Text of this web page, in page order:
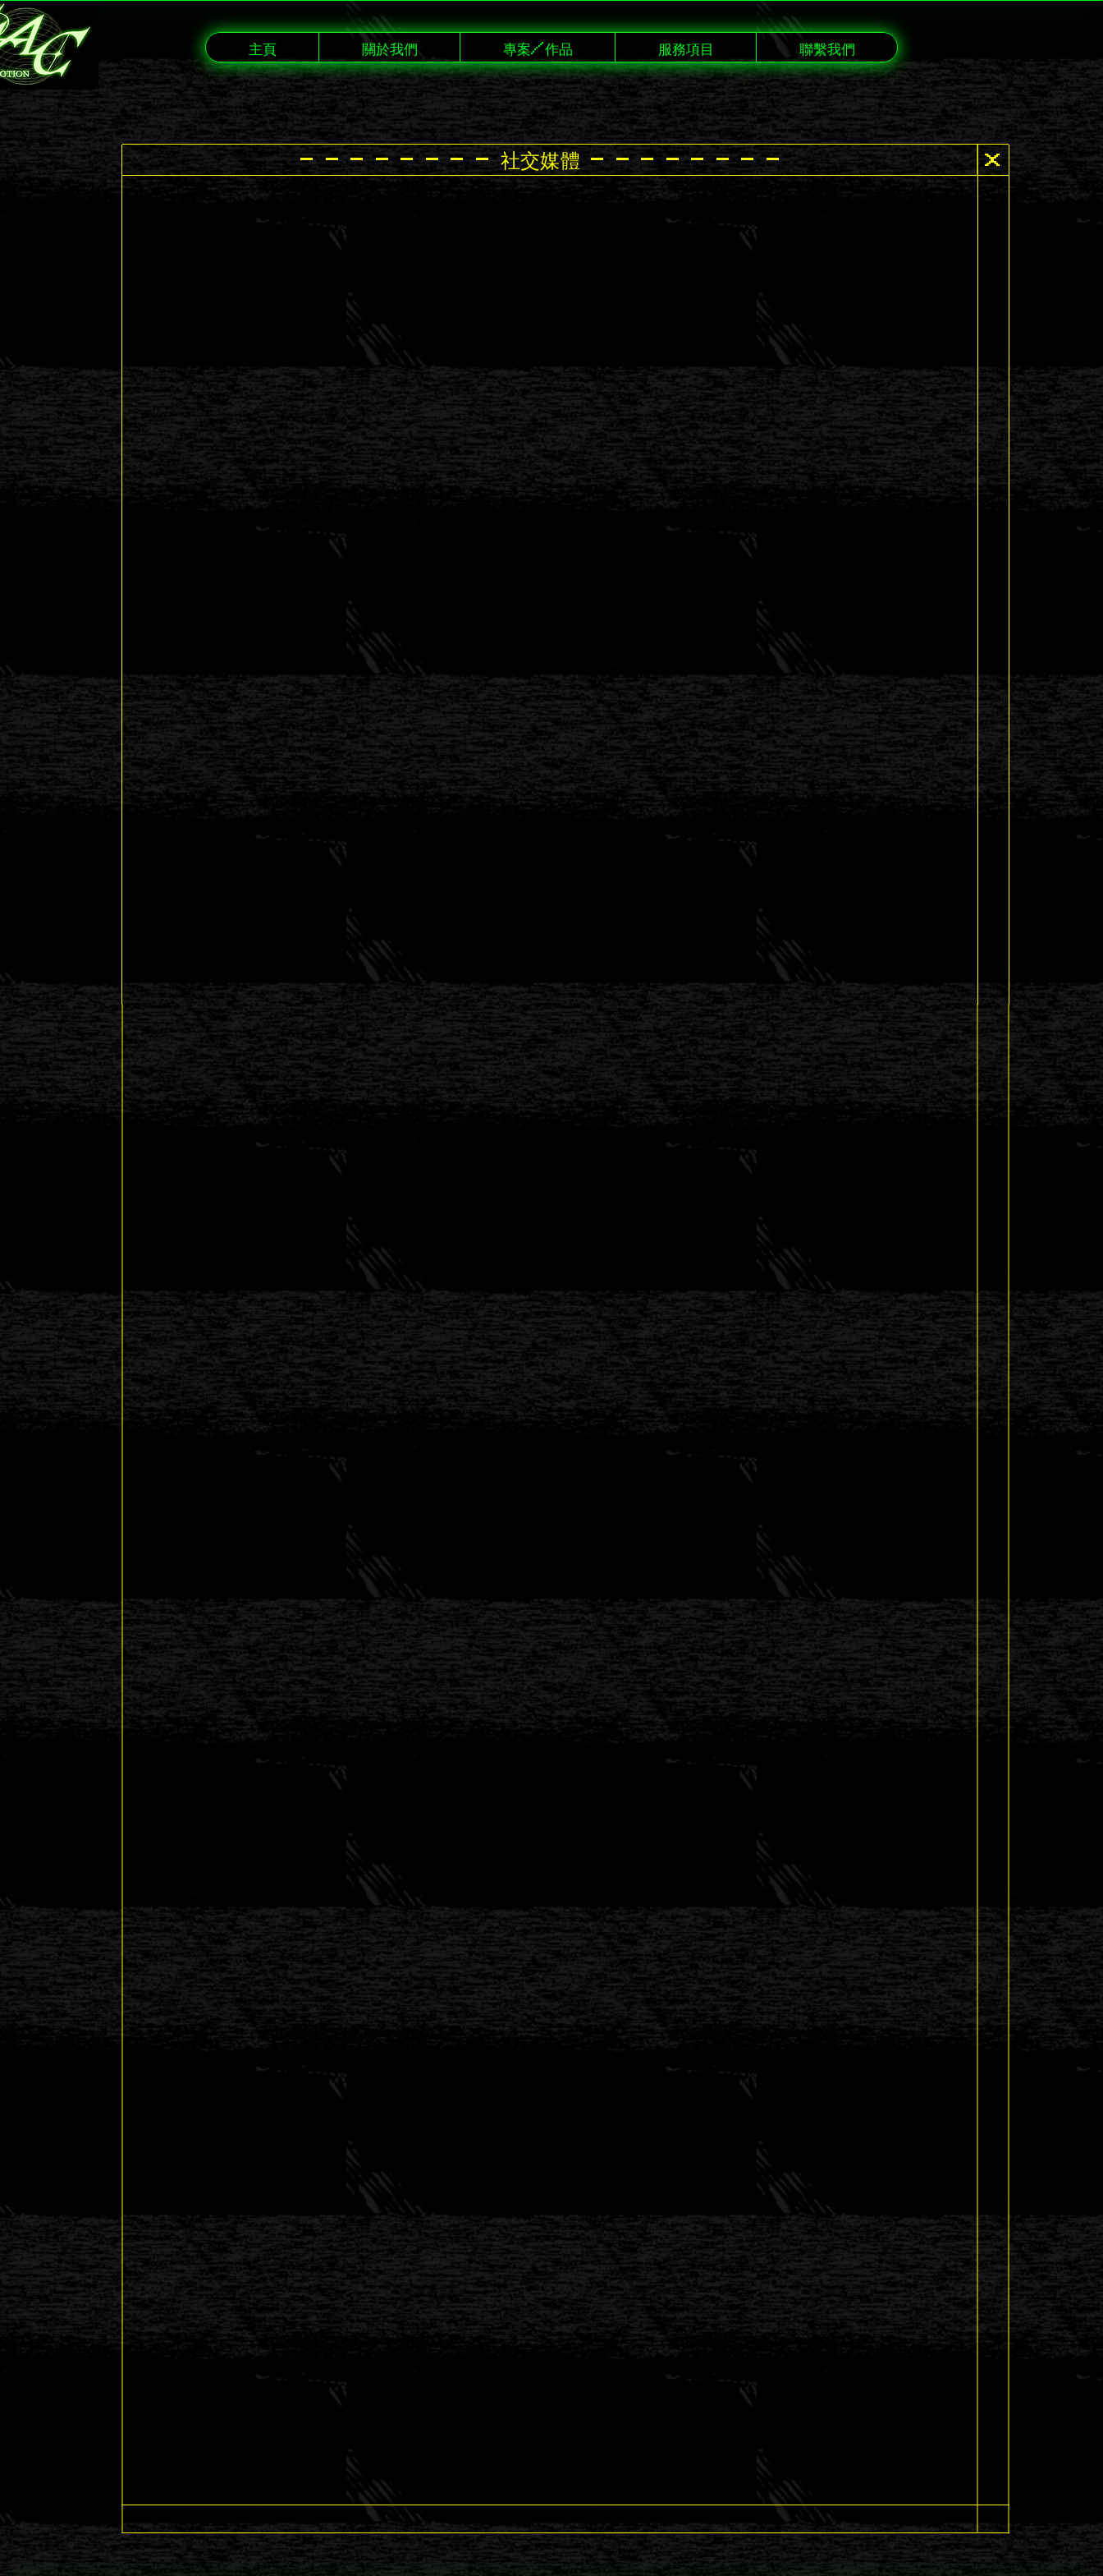
主頁 關於我們 專案/作品 服務項目 聯繫我們
- - - - - - - - 社交媒體 - - - - - - - - X